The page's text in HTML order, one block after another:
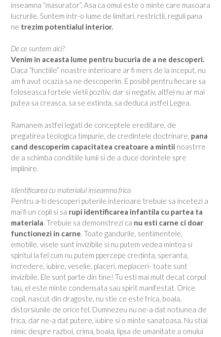
inseamna “masurator”. Asa ca omul este o minte care masoara
lucrurile. Suntem intr-o lume de limitari, restrictii, reguli pana
ne trezim potentialul interior.
De ce suntem aici?
Venim in aceasta lume pentru bucuria de a ne descoperi.
Daca “functiile” noastre interioare ar fi mers de la inceput, nu
am fi avut ocazia sa ne descoperim. E posibil pentru fiecare sa
foloseasca fortele vietii pozitiv, dar si negativ, altfel nu ar mai
putea sa creasca, sa se extinda, sa deduca astfel Legea.
Ramanem astfel legati de conceptele ereditare, de
pregatirea teologica timpurie, de credintele doctrinare, pana
cand descoperim capacitatea creatoare a mintii noastrre
de a schimba conditiile lumii si de a duce dorintele spre
implinire.
Identificarea cu materialul inseamna frica
Pentru a-ti descoperi puterile interioare trebuie sa incetezi a
mai fi un copil si sa rupi identificarea infantila cu partea ta
materiala. Trebuie sa demonstrezi ca nu esti carne ci doar
functionezi in carne. Toate gandurile, sentimentele,
emotiile, visele sunt invizibile si nu putem vedea mintea si
spiritul la fel cum nu putem ppercepe credinta, speranta,
incredere, iubire, veselie, placeri, meplaceri- toate sunt
invizibile. Ele sunt parte din tine! Tu esti mai mult decat corpul
tau, el este minte condensata sau spirit manifestat. Orice
copil, nascut din dragoste, nu stie ce este frica, boala,
distorsiunile de orice fel. Dumnezeu nu ne-a dat notiunea de
frica, dar ne-a dat putere, iubire si o minte sanatoasa. Nu stiai
nimic despre razboi, crima, boala, lipsa de umanitate a omului